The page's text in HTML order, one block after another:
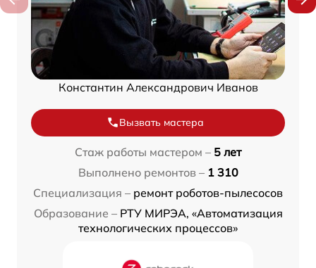
Константин Александрович Иванов
Вызвать мастера
Стаж работы мастером – 5 лет
Выполнено ремонтов – 1 310
Специализация – ремонт роботов-пылесосов
Образование – РТУ МИРЭА, «Автоматизация
технологических процессов»